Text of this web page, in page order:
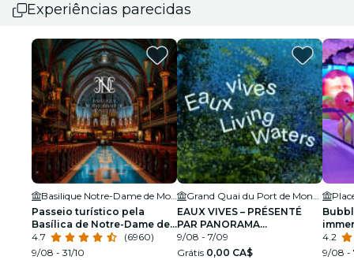
Experiências parecidas
Basilique Notre-Dame de Montréal
Passeio turístico pela
Basílica de Notre-Dame de
Montreal
4.7
(6960)
9/08 - 31/10
Grand Quai du Port de Montréal
EAUX VIVES – PRÉSENTÉ
PAR PANORAMA
EXPERIENCE
9/08 - 7/09
Grátis 0,00 CA$
4.2
9/08 -